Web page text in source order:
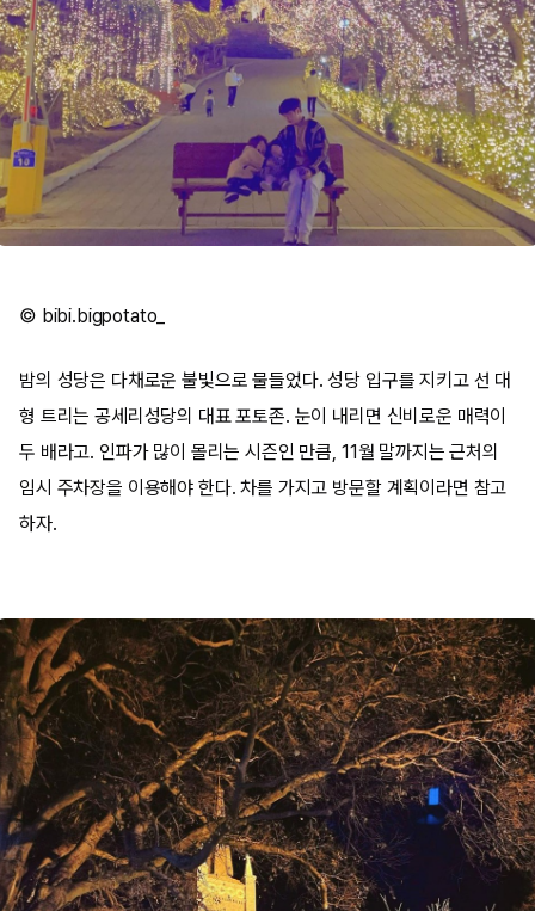
© bibi.bigpotato_
밤의 성당은 다채로운 불빛으로 물들었다. 성당 입구를 지키고 선 대
형 트리는 공세리성당의 대표 포토존. 눈이 내리면 신비로운 매력이
두 배라고. 인파가 많이 몰리는 시즌인 만큼, 11월 말까지는 근처의
임시 주차장을 이용해야 한다. 차를 가지고 방문할 계획이라면 참고
하자.